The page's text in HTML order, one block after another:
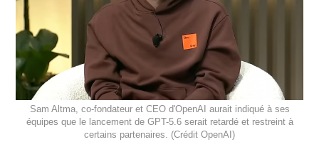
Sam Altma, co-fondateur et CEO d'OpenAI aurait indiqué à ses
équipes que le lancement de GPT-5.6 serait retardé et restreint à
certains partenaires. (Crédit OpenAI)